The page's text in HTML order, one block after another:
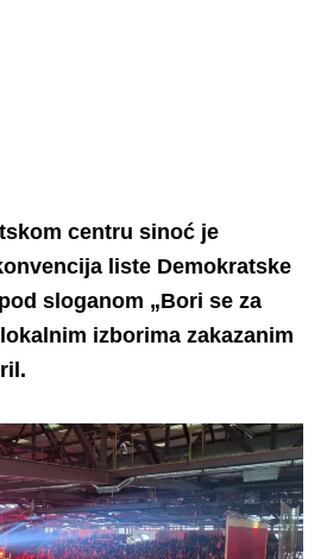
centru sinoć je
liste Demokratske
sloganom „Bori se za
izborima zakazanim